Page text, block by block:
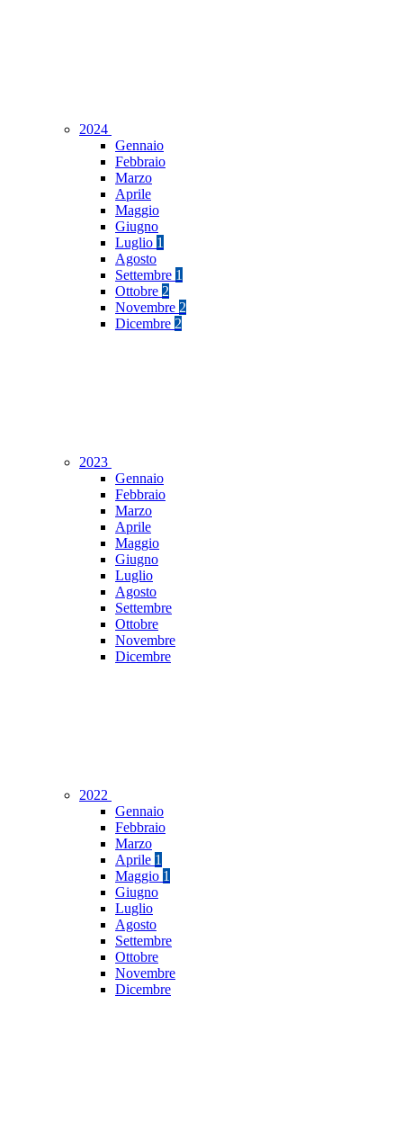
2024
Gennaio
Febbraio
Marzo
Aprile
Maggio
Giugno
Luglio 1
Agosto
Settembre 1
Ottobre 2
Novembre 2
Dicembre 2
2023
Gennaio
Febbraio
Marzo
Aprile
Maggio
Giugno
Luglio
Agosto
Settembre
Ottobre
Novembre
Dicembre
2022
Gennaio
Febbraio
Marzo
Aprile 1
Maggio 1
Giugno
Luglio
Agosto
Settembre
Ottobre
Novembre
Dicembre